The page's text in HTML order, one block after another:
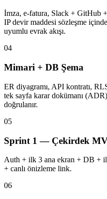
İmza, e-fatura, Slack +
IP devir maddesi sözleşme
uyumlu evrak akışı.
04
Mimari + DB Şema
ER diyagramı, API kontratı,
tek sayfa karar dokümanı
doğrulanır.
05
Sprint 1 — Çekirdek
Auth + ilk 3 ana ekran + DB +
+ canlı önizleme link.
06